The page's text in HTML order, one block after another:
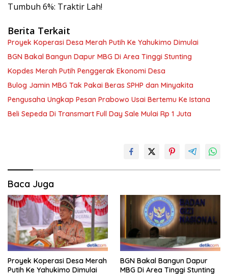
Tumbuh 6%: Traktir Lah!
Berita Terkait
Proyek Koperasi Desa Merah Putih Ke Yahukimo Dimulai
BGN Bakal Bangun Dapur MBG Di Area Tinggi Stunting
Kopdes Merah Putih Penggerak Ekonomi Desa
Bulog Jamin MBG Tak Pakai Beras SPHP dan Minyakita
Pengusaha Ungkap Pesan Prabowo Usai Bertemu Ke Istana
Beli Sepeda Di Transmart Full Day Sale Mulai Rp 1 Juta
Baca Juga
Proyek Koperasi Desa Merah
Putih Ke Yahukimo Dimulai
BGN Bakal Bangun Dapur
MBG Di Area Tinggi Stunting